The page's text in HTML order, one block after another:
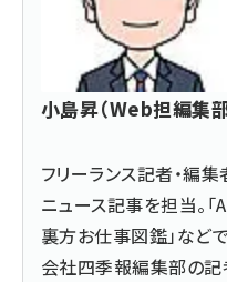
小島昇（Web担編集部
フリーランス記者・編
ニュース記事を担当。
裏方お仕事図鑑」など
会社四季報編集部の記